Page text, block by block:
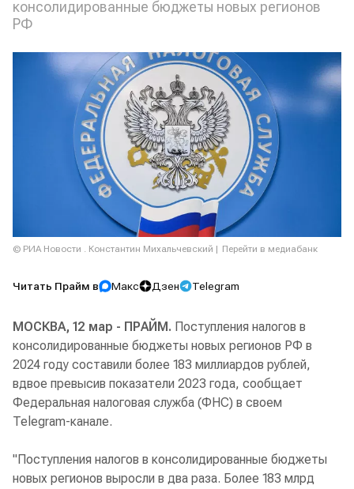
консолидированные бюджеты новых регионов
РФ
© РИА Новости . Константин Михальчевский Перейти в медиабанк
Читать Прайм в Макс Дзен Telegram
МОСКВА, 12 мар - ПРАЙМ. Поступления налогов в
консолидированные бюджеты новых регионов РФ в
2024 году составили более 183 миллиардов рублей,
вдвое превысив показатели 2023 года, сообщает
Федеральная налоговая служба (ФНС) в своем
Telegram-канале.
"Поступления налогов в консолидированные бюджеты
новых регионов выросли в два раза. Более 183 млрд